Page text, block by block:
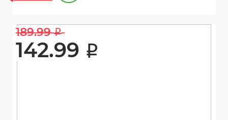
189.99 i
142.99 i